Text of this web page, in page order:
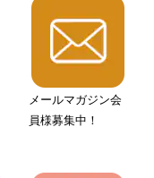
メールマガジン会
員様募集中！